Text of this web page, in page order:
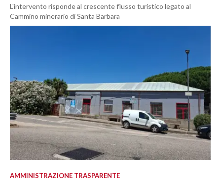
L'intervento risponde al crescente flusso turistico legato al
Cammino minerario di Santa Barbara
AMMINISTRAZIONE TRASPARENTE